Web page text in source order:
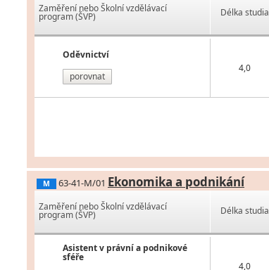
Zaměření nebo Školní vzdělávací
program (ŠVP)
Oděvnictví
porovnat
Délka studia
4,0
M 63-41-M/01 Ekonomika a podnikání
Zaměření nebo Školní vzdělávací
program (ŠVP)
Asistent v právní a podnikové
sféře
Délka studia
4,0